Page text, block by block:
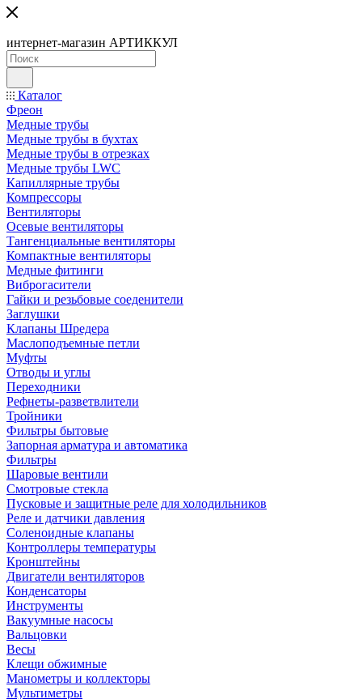
интернет-магазин АРТИККУЛ
Каталог
Фреон
Медные трубы
Медные трубы в бухтах
Медные трубы в отрезках
Медные трубы LWC
Капиллярные трубы
Компрессоры
Вентиляторы
Осевые вентиляторы
Тангенциальные вентиляторы
Компактные вентиляторы
Медные фитинги
Виброгасители
Гайки и резьбовые соеденители
Заглушки
Клапаны Шредера
Маслоподъемные петли
Муфты
Отводы и углы
Переходники
Рефнеты-разветвлители
Тройники
Фильтры бытовые
Запорная арматура и автоматика
Фильтры
Шаровые вентили
Смотровые стекла
Пусковые и защитные реле для холодильников
Реле и датчики давления
Соленоидные клапаны
Контроллеры температуры
Кронштейны
Двигатели вентиляторов
Конденсаторы
Инструменты
Вакуумные насосы
Вальцовки
Весы
Клещи обжимные
Манометры и коллекторы
Мультиметры